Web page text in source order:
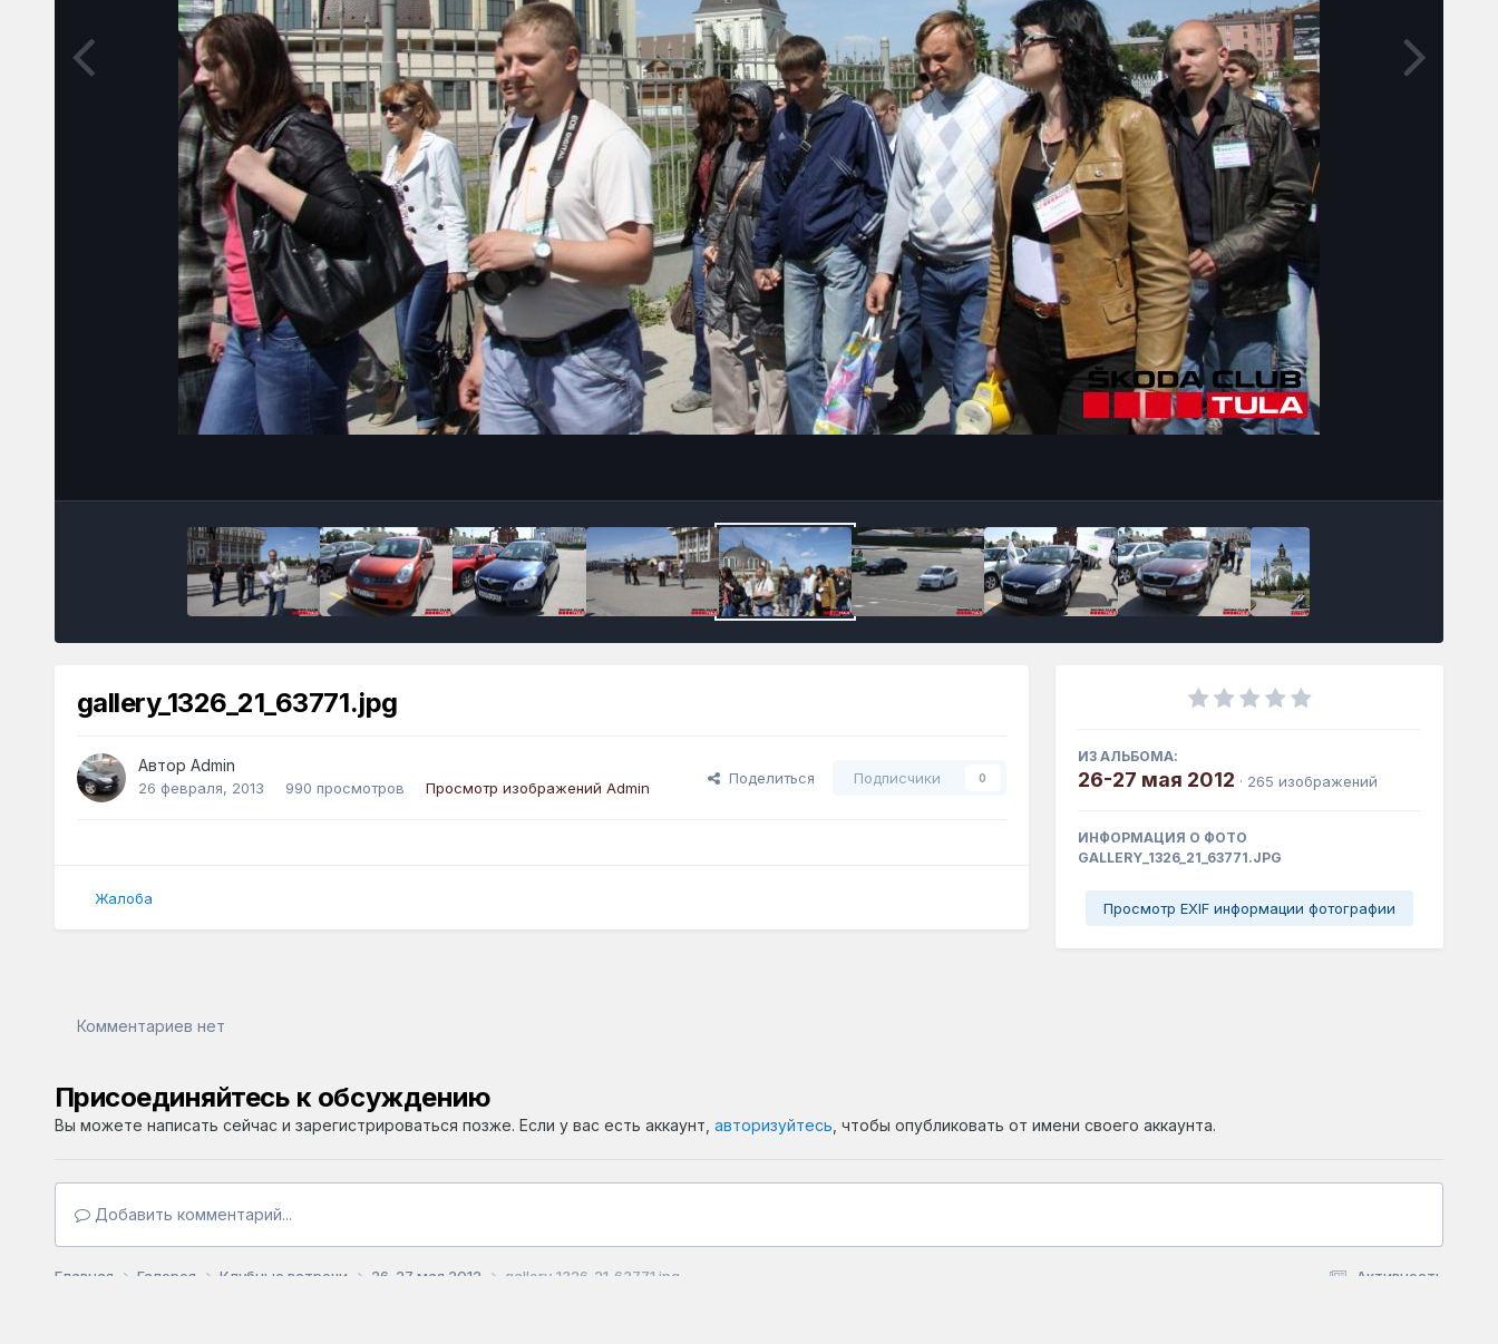
gallery_1326_21_63771.jpg
Автор Admin
26 февраля, 2013 990 просмотров Просмотр изображений Admin
Поделиться Подписчики 0
Жалоба
ИЗ АЛЬБОМА:
26-27 мая 2012 · 265 изображений
ИНФОРМАЦИЯ О ФОТО
GALLERY_1326_21_63771.JPG
Просмотр EXIF информации фотографии
Комментариев нет
Присоединяйтесь к обсуждению
Вы можете написать сейчас и зарегистрироваться позже. Если у вас есть аккаунт, авторизуйтесь , чтобы опубликовать от имени своего аккаунта.
Добавить комментарий...
Активность
Главная Галерея Клубные встречи 26-27 мая 2012 gallery_1326_21_63771.jpg